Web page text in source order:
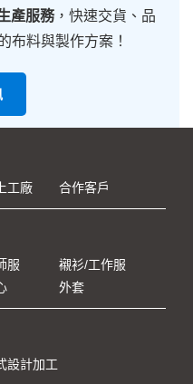
產服務，快速交貨、品
布料與製作方案！
工廠 合作客戶
服
襯衫/工作服
外套
設計加工